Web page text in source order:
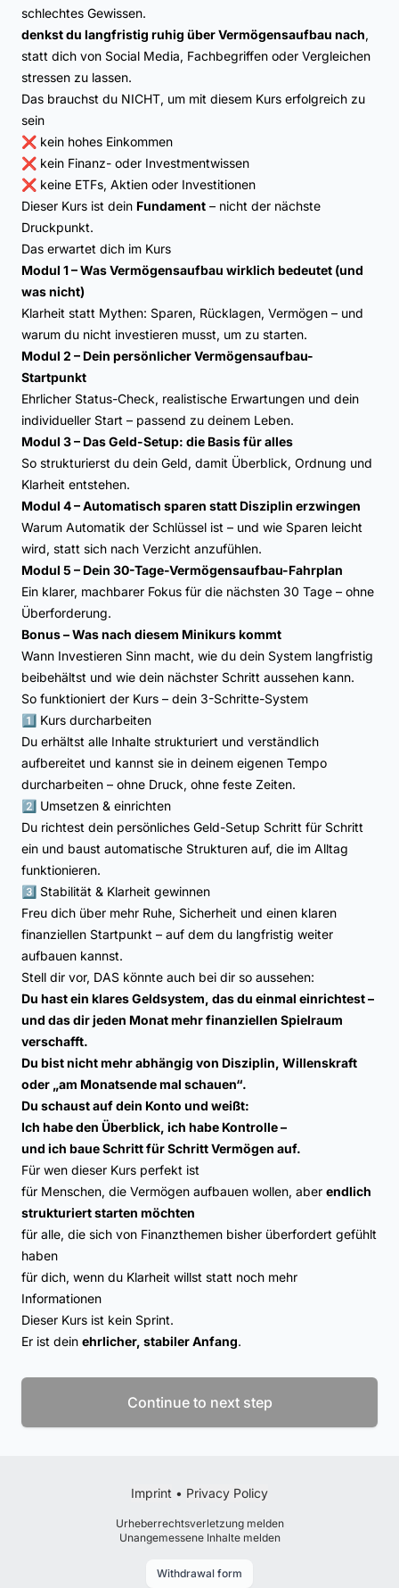
schlechtes Gewissen.
denkst du langfristig ruhig über Vermögensaufbau nach,
statt dich von Social Media, Fachbegriffen oder Vergleichen
stressen zu lassen.
Das brauchst du NICHT, um mit diesem Kurs erfolgreich zu
sein
❌ kein hohes Einkommen
❌ kein Finanz- oder Investmentwissen
❌ keine ETFs, Aktien oder Investitionen
Dieser Kurs ist dein Fundament – nicht der nächste
Druckpunkt.
Das erwartet dich im Kurs
Modul 1 – Was Vermögensaufbau wirklich bedeutet (und
was nicht)
Klarheit statt Mythen: Sparen, Rücklagen, Vermögen – und
warum du nicht investieren musst, um zu starten.
Modul 2 – Dein persönlicher Vermögensaufbau-
Startpunkt
Ehrlicher Status-Check, realistische Erwartungen und dein
individueller Start – passend zu deinem Leben.
Modul 3 – Das Geld-Setup: die Basis für alles
So strukturierst du dein Geld, damit Überblick, Ordnung und
Klarheit entstehen.
Modul 4 – Automatisch sparen statt Disziplin erzwingen
Warum Automatik der Schlüssel ist – und wie Sparen leicht
wird, statt sich nach Verzicht anzufühlen.
Modul 5 – Dein 30-Tage-Vermögensaufbau-Fahrplan
Ein klarer, machbarer Fokus für die nächsten 30 Tage – ohne
Überforderung.
Bonus – Was nach diesem Minikurs kommt
Wann Investieren Sinn macht, wie du dein System langfristig
beibehältst und wie dein nächster Schritt aussehen kann.
So funktioniert der Kurs – dein 3-Schritte-System
1️⃣ Kurs durcharbeiten
Du erhältst alle Inhalte strukturiert und verständlich
aufbereitet und kannst sie in deinem eigenen Tempo
durcharbeiten – ohne Druck, ohne feste Zeiten.
2️⃣ Umsetzen & einrichten
Du richtest dein persönliches Geld-Setup Schritt für Schritt
ein und baust automatische Strukturen auf, die im Alltag
funktionieren.
3️⃣ Stabilität & Klarheit gewinnen
Freu dich über mehr Ruhe, Sicherheit und einen klaren
finanziellen Startpunkt – auf dem du langfristig weiter
aufbauen kannst.
Stell dir vor, DAS könnte auch bei dir so aussehen:
Du hast ein klares Geldsystem, das du einmal einrichtest –
und das dir jeden Monat mehr finanziellen Spielraum
verschafft.
Du bist nicht mehr abhängig von Disziplin, Willenskraft
oder „am Monatsende mal schauen“.
Du schaust auf dein Konto und weißt:
Ich habe den Überblick, ich habe Kontrolle –
und ich baue Schritt für Schritt Vermögen auf.
Für wen dieser Kurs perfekt ist
für Menschen, die Vermögen aufbauen wollen, aber endlich
strukturiert starten möchten
für alle, die sich von Finanzthemen bisher überfordert gefühlt
haben
für dich, wenn du Klarheit willst statt noch mehr
Informationen
Dieser Kurs ist kein Sprint.
Er ist dein ehrlicher, stabiler Anfang.
Continue to next step
Imprint • Privacy Policy
Urheberrechtsverletzung melden
Unangemessene Inhalte melden
Withdrawal form